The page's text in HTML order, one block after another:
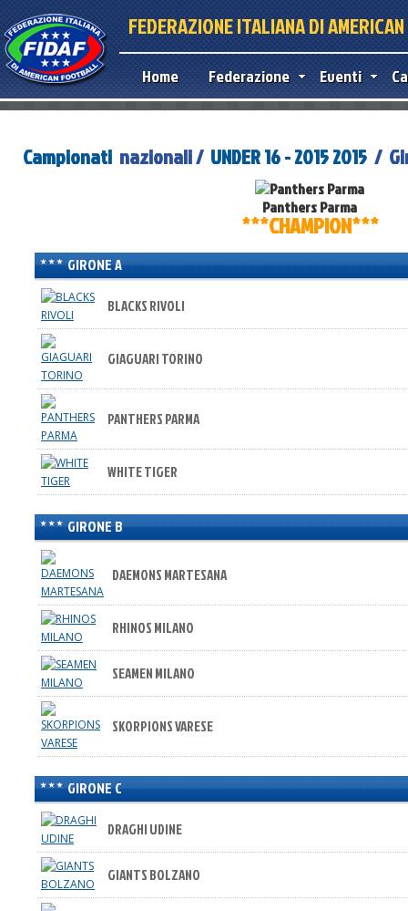
FEDERAZIONE ITALIANA DI
Home Federazione Eventi
Campionati nazionali / UNDER 16 - 2015 2015 /
Panthers Parma
***CHAMPION***
GIRONE A
BLACKS RIVOLI
GIAGUARI TORINO
PANTHERS PARMA
WHITE TIGER
GIRONE B
DAEMONS MARTESANA
RHINOS MILANO
SEAMEN MILANO
SKORPIONS VARESE
GIRONE C
DRAGHI UDINE
GIANTS BOLZANO